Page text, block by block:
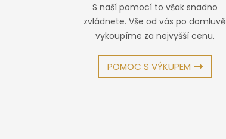
S naší pomocí to však snadno
zvládnete. Vše od vás po domluvě
vykoupíme za nejvyšší cenu.
POMOC S VÝKUPEM